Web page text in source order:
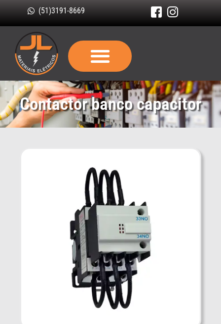
(51)3191-8669
Contactor banco capacitor